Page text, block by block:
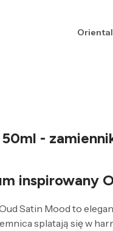
-
inspirowany
Satin Mood to
splatają się w